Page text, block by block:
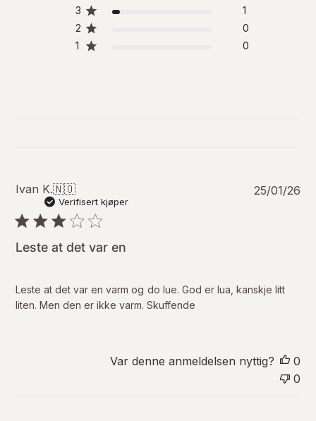
3
1
2
0
1
0
Ivan K.🇳🇴
Verifisert kjøper
Leste at det var en
Leste at det var en varm og do lue. God er lua, kanskje litt
liten. Men den er ikke varm. Skuffende
P
d
t
25/01/26
Var denne anmeldelsen nyttig?
0
0